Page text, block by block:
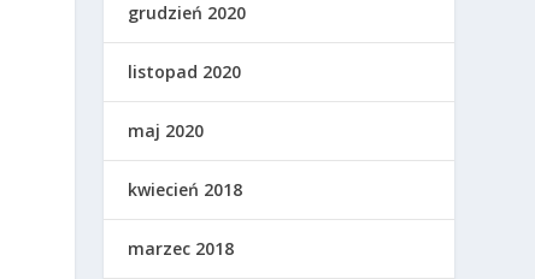
grudzień 2020
listopad 2020
maj 2020
kwiecień 2018
marzec 2018